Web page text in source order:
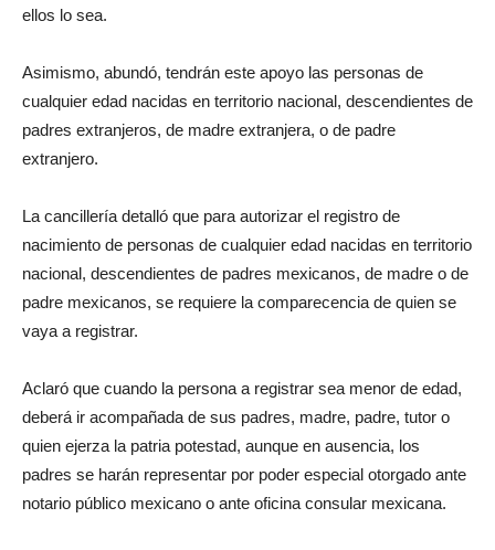
ellos lo sea.
Asimismo, abundó, tendrán este apoyo las personas de
cualquier edad nacidas en territorio nacional, descendientes de
padres extranjeros, de madre extranjera, o de padre
extranjero.
La cancillería detalló que para autorizar el registro de
nacimiento de personas de cualquier edad nacidas en territorio
nacional, descendientes de padres mexicanos, de madre o de
padre mexicanos, se requiere la comparecencia de quien se
vaya a registrar.
Aclaró que cuando la persona a registrar sea menor de edad,
deberá ir acompañada de sus padres, madre, padre, tutor o
quien ejerza la patria potestad, aunque en ausencia, los
padres se harán representar por poder especial otorgado ante
notario público mexicano o ante oficina consular mexicana.